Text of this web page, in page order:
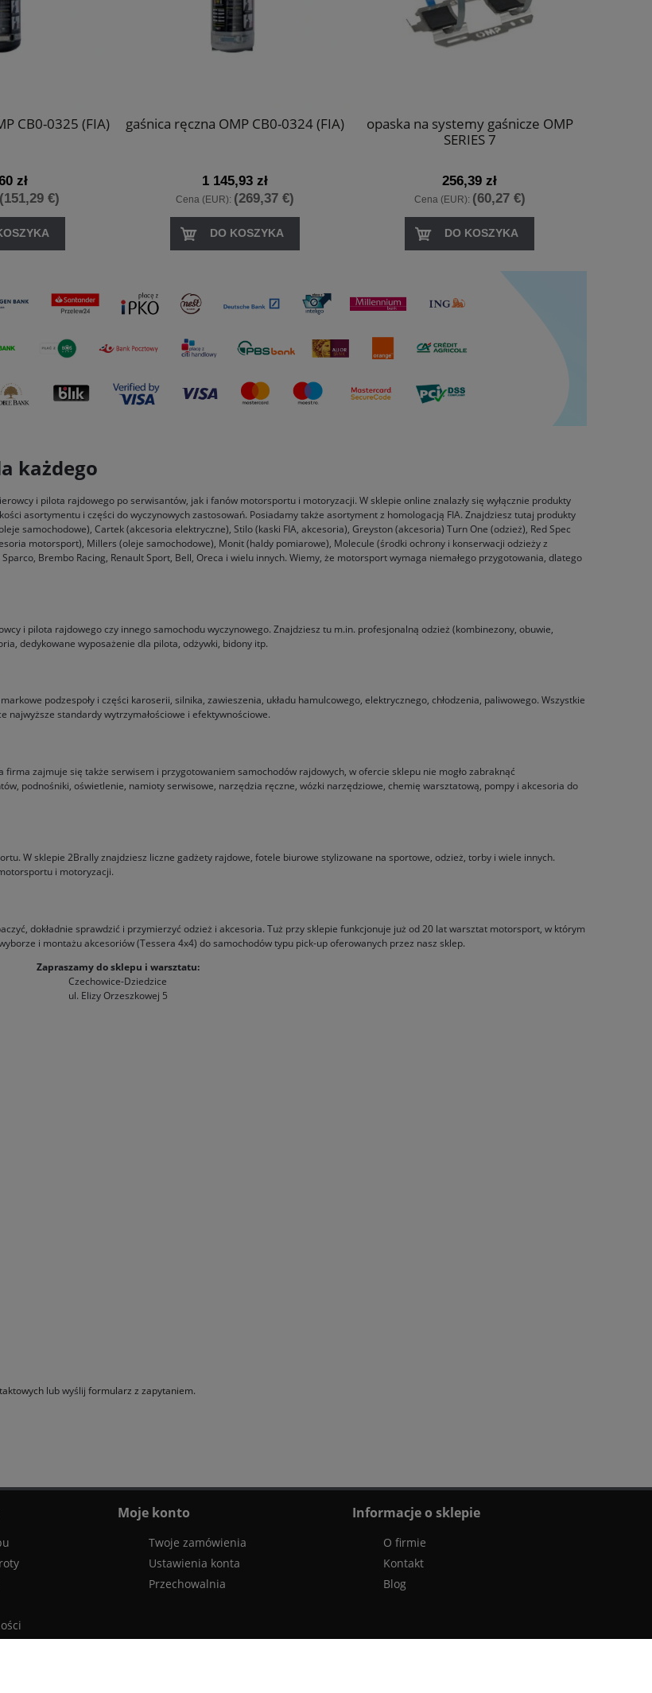
CB0-0325 (FIA)
zł
(151,29 €)
gaśnica ręczna OMP CB0-0324 (FIA)
1 145,93 zł
Cena (EUR): (269,37 €)
DO KOSZYKA
opaska na systemy gaśnicze OMP
SERIES 7
256,39 zł
Cena (EUR): (60,27 €)
DO KOSZYKA
każdego
i pilota rajdowego po serwisantów, jak i fanów motorsportu i motoryzacji. W sklepie online znalazły się wyłącznie produkty
asortymentu i części do wyczynowych zastosowań. Posiadamy także asortyment z homologacją FIA. Znajdziesz tutaj produkty
samochodowe), Cartek (akcesoria elektryczne), Stilo (kaski FIA, akcesoria), Greyston (akcesoria) Turn One (odzież), Red Spec
motorsport), Millers (oleje samochodowe), Monit (haldy pomiarowe), Molecule (środki ochrony i konserwacji odzieży z
Brembo Racing, Renault Sport, Bell, Oreca i wielu innych. Wiemy, że motorsport wymaga niemałego przygotowania, dlatego
i pilota rajdowego czy innego samochodu wyczynowego. Znajdziesz tu m.in. profesjonalną odzież (kombinezony, obuwie,
dedykowane wyposażenie dla pilota, odżywki, bidony itp.
podzespoły i części karoserii, silnika, zawieszenia, układu hamulcowego, elektrycznego, chłodzenia, paliwowego. Wszystkie
najwyższe standardy wytrzymałościowe i efektywnościowe.
zajmuje się także serwisem i przygotowaniem samochodów rajdowych, w ofercie sklepu nie mogło zabraknąć
podnośniki, oświetlenie, namioty serwisowe, narzędzia ręczne, wózki narzędziowe, chemię warsztatową, pompy i akcesoria do
W sklepie 2Brally znajdziesz liczne gadżety rajdowe, fotele biurowe stylizowane na sportowe, odzież, torby i wiele innych.
i motoryzacji.
dokładnie sprawdzić i przymierzyć odzież i akcesoria. Tuż przy sklepie funkcjonuje już od 20 lat warsztat motorsport, w którym
i montażu akcesoriów (Tessera 4x4) do samochodów typu pick-up oferowanych przez nasz sklep.
Zapraszamy do sklepu i warsztatu:
Czechowice-Dziedzice
ul. Elizy Orzeszkowej 5
lub wyślij formularz z zapytaniem.
Moje konto
Twoje zamówienia
Ustawienia konta
Przechowalnia
Informacje o sklepie
O firmie
Kontakt
Blog